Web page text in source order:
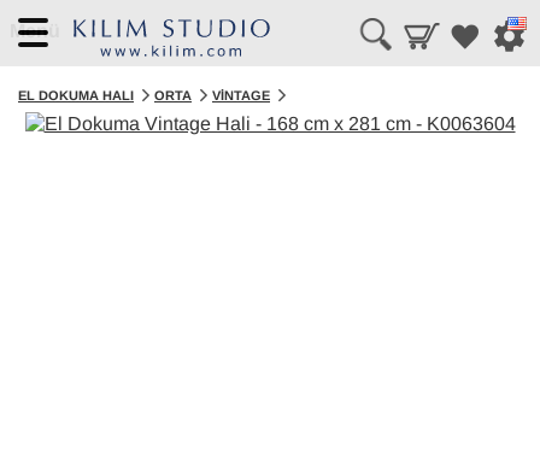
Menü
EL DOKUMA HALI ORTA VINTAGE